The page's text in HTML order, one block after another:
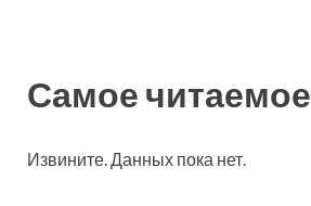
Самое читаемое
Извините. Данных пока нет.